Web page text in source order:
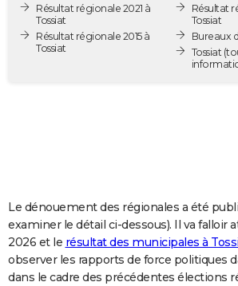
Destinations
City break
Voyage nature
Voyage de noces
Forum
PHOTO
GUIDES D'ACHAT
COPAINS D'AVANT
S'inscrire
Se connecter
Lycées
Collèges
Primaires
Universités
Entreprises
Service militaire
Avis de recherche
AVIS DE DÉCÈS
FORUM
Résultat régionale 2021 à
Tossiat
Résultat régionale 2015 à
Tossiat
Résultat
Tossiat
Bureaux
Tossiat
Le dénouement des régionales a été
examiner le détail ci-dessous). Il va falloir
2026 et le résultat des municipales à
observer les rapports de force politiques
dans le cadre des précédentes élections